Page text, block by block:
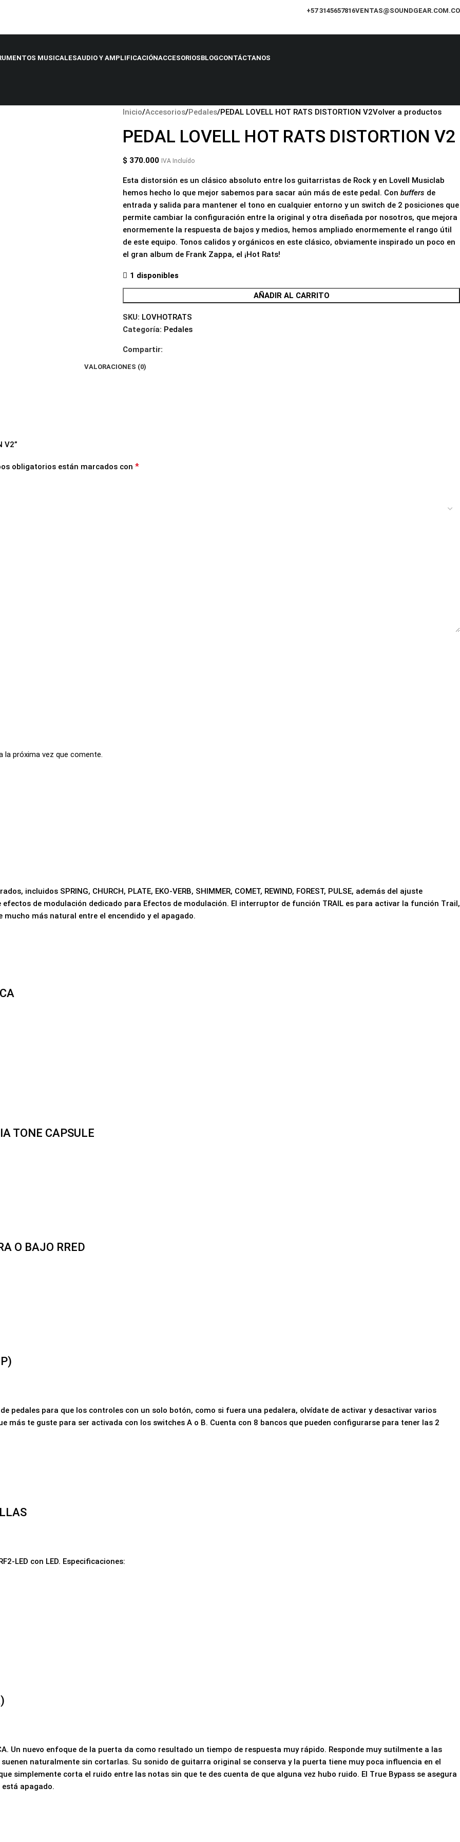
+57 3145657816VENTAS@SOUNDGEAR.COM.CO
MUSICALESAUDIO Y AMPLIFICACIÓNACCESORIOSBLOGCONTÁCTANOS
Inicio Accesorios Pedales PEDAL LOVELL HOT RATS DISTORTION V2Volver a productos
PEDAL LOVELL HOT RATS DISTORTION V2
$ 370.000 IVA Incluído
Esta distorsión es un clásico absoluto entre los guitarristas de Rock y en Lovell Musiclab
hemos hecho lo que mejor sabemos para sacar aún más de este pedal. Con buffers de
entrada y salida para mantener el tono en cualquier entorno y un switch de 2 posiciones que
permite cambiar la configuración entre la original y otra diseñada por nosotros, que mejora
enormemente la respuesta de bajos y medios, hemos ampliado enormemente el rango útil
de este equipo. Tonos calidos y orgánicos en este clásico, obviamente inspirado un poco en
el gran album de Frank Zappa, el ¡Hot Rats!
1 disponibles
AÑADIR AL CARRITO
SKU: LOVHOTRATS
Categoría: Pedales
Compartir:
VALORACIONES (0)
V2”
obligatorios están marcados con *
la próxima vez que comente.
incluidos SPRING, CHURCH, PLATE, EKO-VERB, SHIMMER, COMET, REWIND, FOREST, PULSE, además del ajuste
efectos de modulación dedicado para Efectos de modulación. El interruptor de función TRAIL es para activar la función Trail,
más natural entre el encendido y el apagado.
TONE CAPSULE
O BAJO RRED
pedales para que los controles con un solo botón, como si fuera una pedalera, olvídate de activar y desactivar varios
más te guste para ser activada con los switches A o B. Cuenta con 8 bancos que pueden configurarse para tener las 2
LED con LED. Especificaciones:
Un nuevo enfoque de la puerta da como resultado un tiempo de respuesta muy rápido. Responde muy sutilmente a las
naturalmente sin cortarlas. Su sonido de guitarra original se conserva y la puerta tiene muy poca influencia en el
simplemente corta el ruido entre las notas sin que te des cuenta de que alguna vez hubo ruido. El True Bypass se asegura
apagado.